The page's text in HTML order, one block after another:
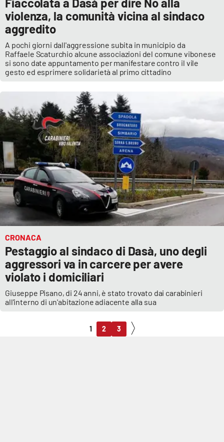
Fiaccolata a Dasà per dire No alla
violenza, la comunità vicina al sindaco
aggredito
A pochi giorni dall'aggressione subita in municipio da
Raffaele Scaturchio alcune associazioni del comune vibonese
si sono date appuntamento per manifestare contro il vile
gesto ed esprimere solidarietà al primo cittadino
CRONACA
Pestaggio al sindaco di Dasà, uno degli
aggressori va in carcere per avere
violato i domiciliari
Giuseppe Pisano, di 24 anni, è stato trovato dai carabinieri
all'interno di un'abitazione adiacente alla sua
1 2 3